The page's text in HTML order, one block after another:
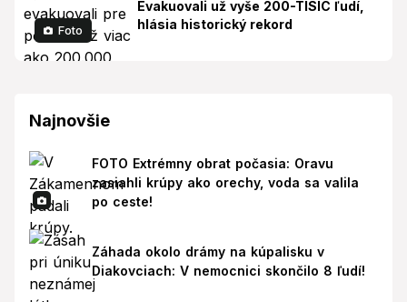
Foto
Evakuovali už vyše 200-TISÍC ľudí,
hlásia historický rekord
Najnovšie
FOTO Extrémny obrat počasia: Oravu
zasiahli krúpy ako orechy, voda sa valila
po ceste!
Záhada okolo drámy na kúpalisku v
Diakovciach: V nemocnici skončilo 8 ľudí!